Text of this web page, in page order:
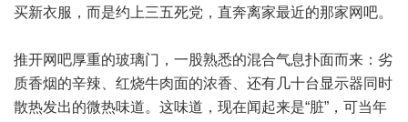
买新衣服，而是约上三五死党，直奔离家最近的那家网吧。
推开网吧厚重的玻璃门，一股熟悉的混合气息扑面而来：劣
质香烟的辛辣、红烧牛肉面的浓香、还有几十台显示器同时
散热发出的微热味道。这味道，现在闻起来是“脏”，可当年